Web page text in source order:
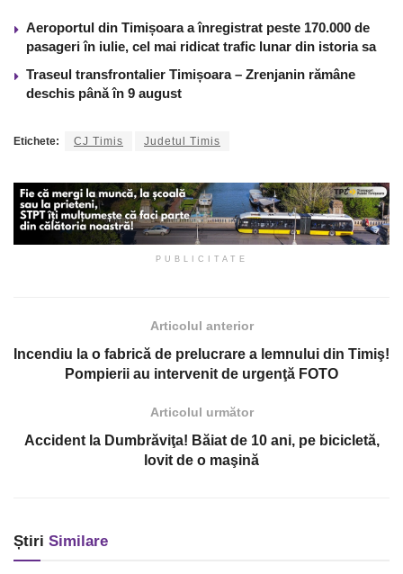
Aeroportul din Timișoara a înregistrat peste 170.000 de
pasageri în iulie, cel mai ridicat trafic lunar din istoria sa
Traseul transfrontalier Timișoara – Zrenjanin rămâne
deschis până în 9 august
Etichete: CJ Timis Judetul Timis
PUBLICITATE
Articolul anterior
Incendiu la o fabrică de prelucrare a lemnului din Timiş!
Pompierii au intervenit de urgenţă FOTO
Articolul următor
Accident la Dumbrăviţa! Băiat de 10 ani, pe bicicletă,
lovit de o maşină
Știri Similare